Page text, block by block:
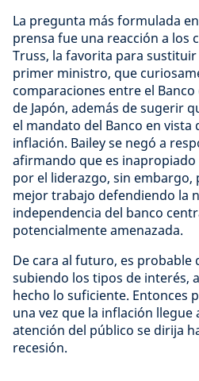
La pregunta más formulada
prensa fue una reacción a los
Truss, la favorita para
primer ministro, que
comparaciones entre el
de Japón, además de sugerir
el mandato del Banco en vista
inflación. Bailey se negó a
afirmando que es
por el liderazgo, sin
mejor trabajo defendiendo la
independencia del banco
potencialmente amenazada.
De cara al futuro, es probable
subiendo los tipos de interés,
hecho lo suficiente. Entonces
una vez que la inflación llegue
atención del público se dirija
recesión.